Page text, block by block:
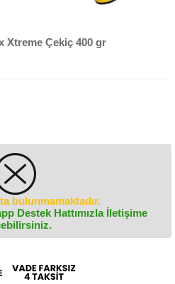
Xtreme Çekiç 400 gr
bulunmamaktadır.
Destek Hattımızla İletişime